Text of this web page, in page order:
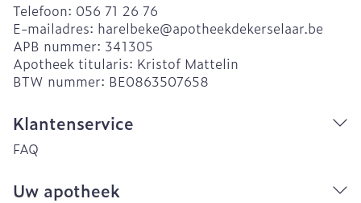
Telefoon: 056 71 26 76
E-mailadres: harelbeke@apotheekdekerselaar.be
APB nummer: 341305
Apotheek titularis: Kristof Mattelin
BTW nummer: BE0863507658
Klantenservice
FAQ
Uw apotheek